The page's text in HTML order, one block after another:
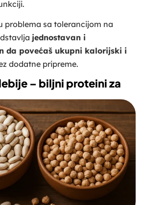
problema sa tolerancijom na
jednostavan i
da povećaš ukupni kalorijski i
dodatne pripreme.
– biljni proteini za